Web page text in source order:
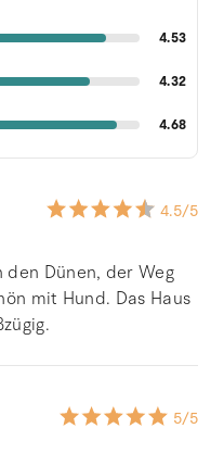
4.53
4.32
4.68
4.5/5
den Dünen, der Weg
mit Hund. Das Haus
5/5